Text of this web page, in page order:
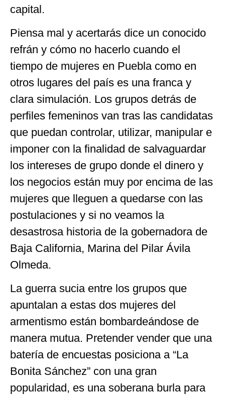
capital.
Piensa mal y acertarás dice un conocido
refrán y cómo no hacerlo cuando el
tiempo de mujeres en Puebla como en
otros lugares del país es una franca y
clara simulación. Los grupos detrás de
perfiles femeninos van tras las candidatas
que puedan controlar, utilizar, manipular e
imponer con la finalidad de salvaguardar
los intereses de grupo donde el dinero y
los negocios están muy por encima de las
mujeres que lleguen a quedarse con las
postulaciones y si no veamos la
desastrosa historia de la gobernadora de
Baja California, Marina del Pilar Ávila
Olmeda.
La guerra sucia entre los grupos que
apuntalan a estas dos mujeres del
armentismo están bombardeándose de
manera mutua. Pretender vender que una
batería de encuestas posiciona a “La
Bonita Sánchez” con una gran
popularidad, es una soberana burla para